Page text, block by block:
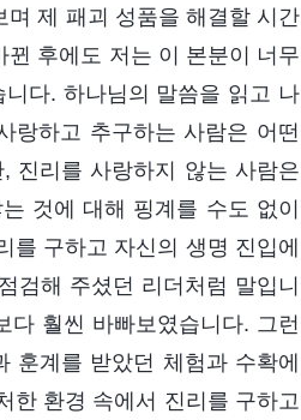
제 패괴 성품을 해결할 시간
후에도 저는 이 본분이 너무
다. 하나님의 말씀을 읽고 나
랑하고 추구하는 사람은 어떤
진리를 사랑하지 않는 사람은
것에 대해 핑계를 수도 없이
구하고 자신의 생명 진입에
검해 주셨던 리더처럼 말입니
다 훨씬 바빠보였습니다. 그런
훈계를 받았던 체험과 수확에
한 환경 속에서 진리를 구하고